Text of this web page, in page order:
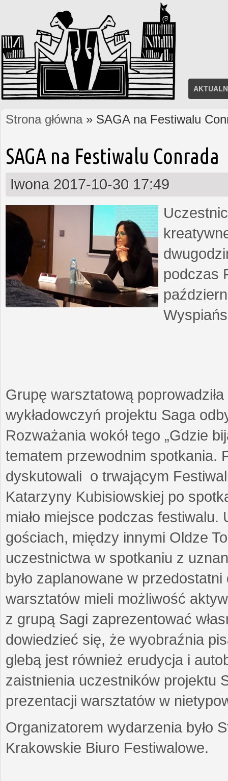
Jesteś tutaj
Strona główna» SAGA na Festiwalu
SAGA na Festiwalu Conrada
Iwona 2017-10-30 17:49
podczas
Grupę warsztatową
wykładowczyń projektu Saga
Rozważania wokół tego „Gdzie
tematem przewodnim spotkania.
dyskutowali o trwającym
Katarzyny Kubisiowskiej po
miało miejsce podczas
gościach, między innymi Oldze
uczestnictwa w spotkaniu z
było zaplanowane w
warsztatów mieli możliwość
z grupą Sagi zaprezentować
dowiedzieć się, że wyobraźnia
glebą jest również erudycja i
zaistnienia uczestników projektu
prezentacji warsztatów w
Organizatorem wydarzenia było
Krakowskie Biuro Festiwalowe.